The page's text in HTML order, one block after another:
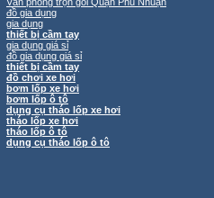
đồ gia dụng
gia dụng
thiết bị cầm tay
gia dụng giá sỉ
đồ gia dụng giá sỉ
thiết bị cầm tay
đồ chơi xe hơi
bơm lốp xe hơi
bơm lốp ô tô
dụng cụ tháo lốp xe hơi
tháo lốp xe hơi
tháo lốp ô tô
dụng cụ tháo lốp ô tô